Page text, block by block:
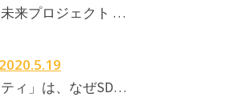
来プロジェクト …
ティ」は、なぜSD…